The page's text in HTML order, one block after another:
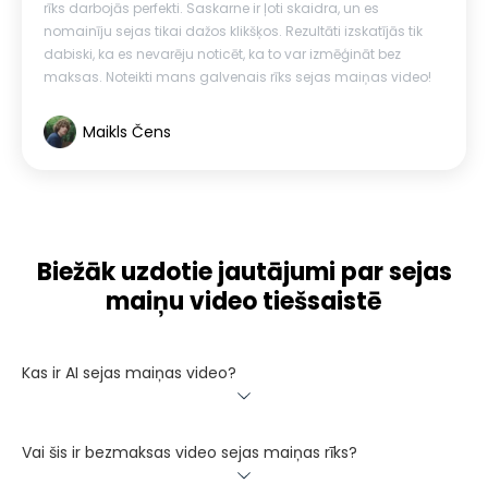
rīks darbojās perfekti. Saskarne ir ļoti skaidra, un es
nomainīju sejas tikai dažos klikšķos. Rezultāti izskatījās tik
dabiski, ka es nevarēju noticēt, ka to var izmēģināt bez
maksas. Noteikti mans galvenais rīks sejas maiņas video!
Maikls Čens
Biežāk uzdotie jautājumi par sejas
maiņu video tiešsaistē
Kas ir AI sejas maiņas video?
Vai šis ir bezmaksas video sejas maiņas rīks?